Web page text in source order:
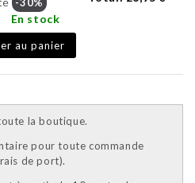
En stock
au panier
la boutique.
pour toute commande
de port).